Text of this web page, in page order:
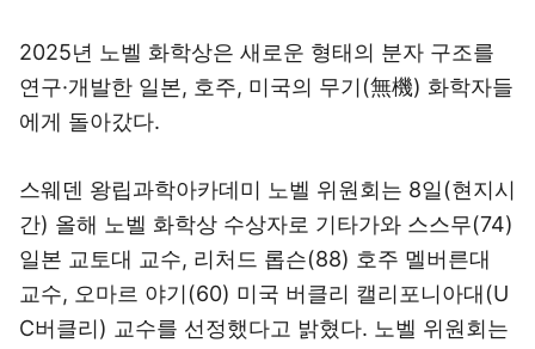
2025년 노벨 화학상은 새로운 형태의 분자 구조를
연구·개발한 일본, 호주, 미국의 무기(無機) 화학자들
에게 돌아갔다.
스웨덴 왕립과학아카데미 노벨 위원회는 8일(현지시
간) 올해 노벨 화학상 수상자로 기타가와 스스무(74)
일본 교토대 교수, 리처드 롭슨(88) 호주 멜버른대
교수, 오마르 야기(60) 미국 버클리 캘리포니아대(U
C버클리) 교수를 선정했다고 밝혔다. 노벨 위원회는